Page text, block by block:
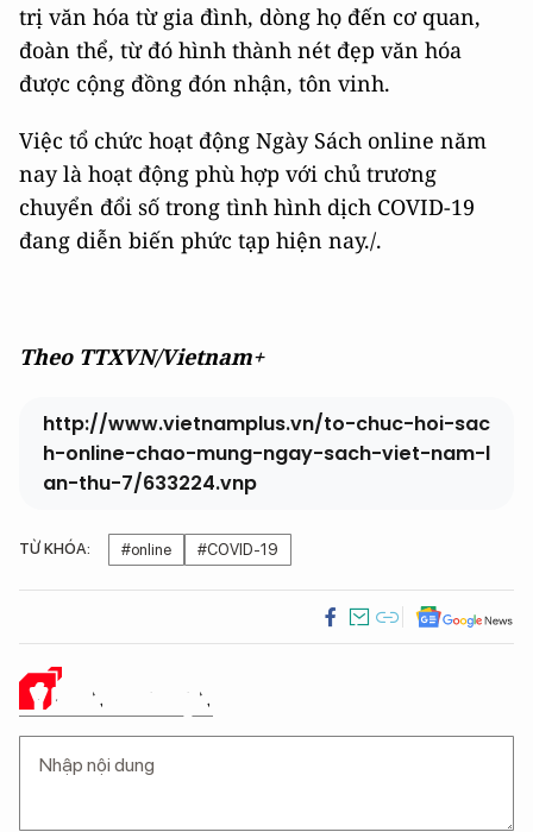
trị văn hóa từ gia đình, dòng họ đến cơ quan,
đoàn thể, từ đó hình thành nét đẹp văn hóa
được cộng đồng đón nhận, tôn vinh.
Việc tổ chức hoạt động Ngày Sách online năm
nay là hoạt động phù hợp với chủ trương
chuyển đổi số trong tình hình dịch COVID-19
đang diễn biến phức tạp hiện nay./.
Theo TTXVN/Vietnam+
http://www.vietnamplus.vn/to-chuc-hoi-sac
h-online-chao-mung-ngay-sach-viet-nam-l
an-thu-7/633224.vnp
TỪ KHÓA: #online #COVID-19
Ý KIẾN CỦA BẠN